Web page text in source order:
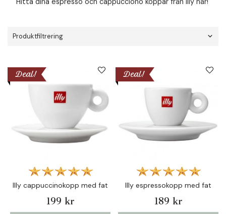
Produktfiltrering
Deal!
Illy cappuccinokopp med fat
199 kr
Deal!
Illy espressokopp med fat
189 kr